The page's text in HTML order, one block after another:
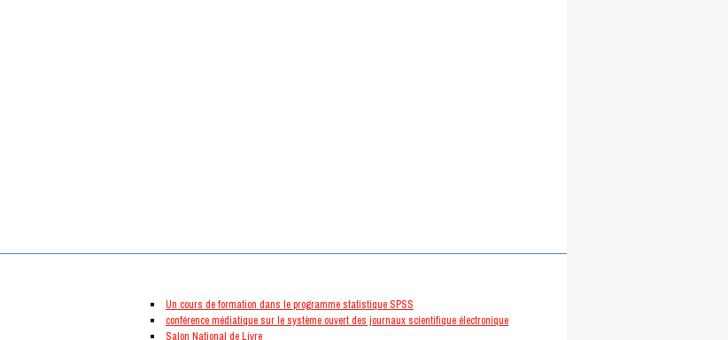
Un cours de formation dans le programme statistique SPSS
conférence médiatique sur le système ouvert des journaux scientifique électronique
Salon National de Livre